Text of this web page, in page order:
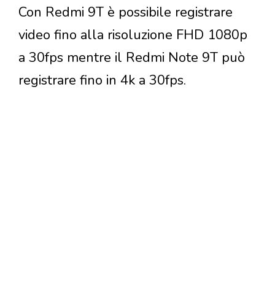
Con Redmi 9T è possibile registrare
video fino alla risoluzione FHD 1080p
a 30fps mentre il Redmi Note 9T può
registrare fino in 4k a 30fps.